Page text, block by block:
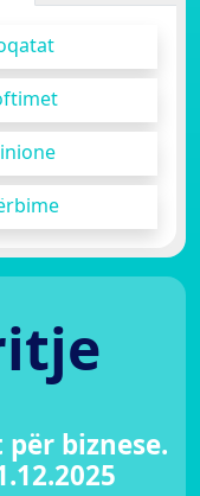
biznese.